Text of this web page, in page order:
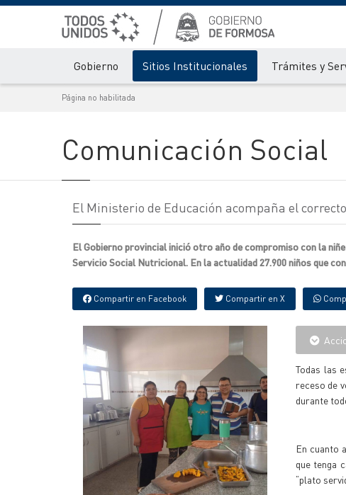
Gobierno Sitios Institucionales Trámites y
Página no habilitada
Comunicación Social
El Ministerio de Educación acompaña el
El Gobierno provincial inició otro año de compromiso con la
Servicio Social Nutricional. En la actualidad 27.900 niños que
Compartir en Facebook Compartir en X
Todas las
receso de
durante
En cuanto
que tenga
“plato